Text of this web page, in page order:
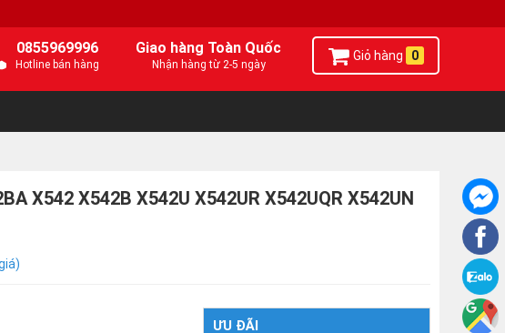
0855969996
Hotline bán hàng
Giao hàng Toàn Quốc
Nhận hàng từ 2-5 ngày
Giỏ hàng 0
X542 X542B X542U X542UR X542UQR X542UN
ƯU ĐÃI